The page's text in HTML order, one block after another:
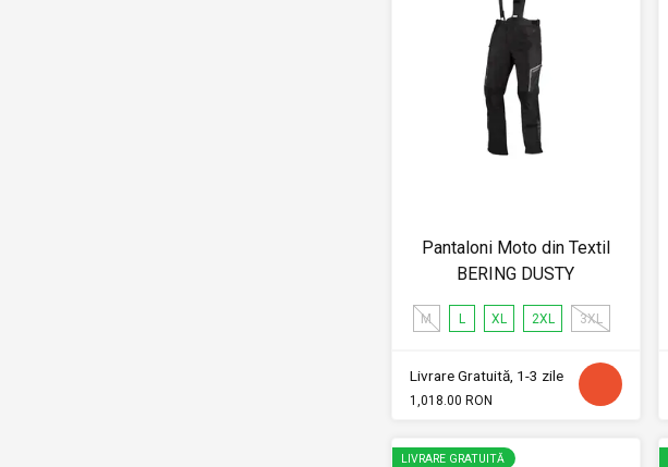
Pantaloni Moto din Textil
BERING DUSTY
M L XL 2XL 3XL
Livrare Gratuită, 1-3 zile
1,018.00 RON
LIVRARE GRATUITĂ